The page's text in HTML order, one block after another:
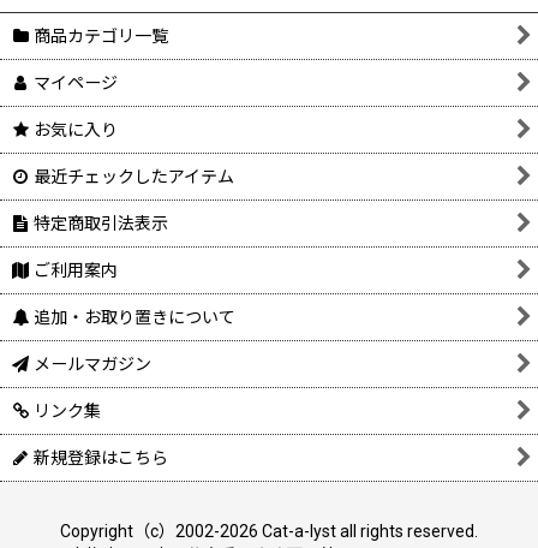
商品カテゴリ一覧
マイページ
お気に入り
最近チェックしたアイテム
特定商取引法表示
ご利用案内
追加・お取り置きについて
メールマガジン
リンク集
新規登録はこちら
Copyright（c）2002-2026 Cat-a-lyst all rights reserved.